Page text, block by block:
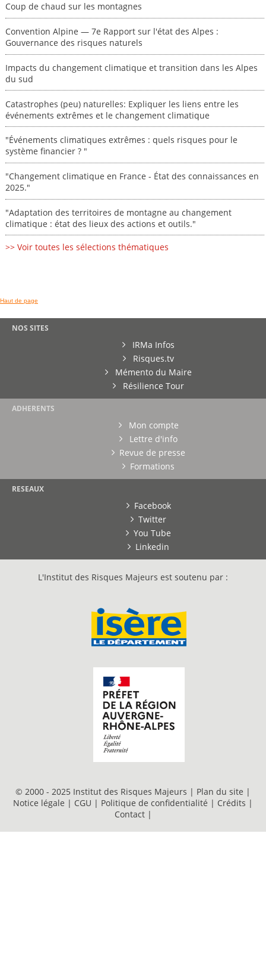
Coup de chaud sur les montagnes
Convention Alpine — 7e Rapport sur l'état des Alpes :
Gouvernance des risques naturels
Impacts du changement climatique et transition dans les Alpes
du sud
Catastrophes (peu) naturelles: Expliquer les liens entre les
événements extrêmes et le changement climatique
"Événements climatiques extrêmes : quels risques pour le
système financier ? "
"Changement climatique en France - État des connaissances en
2025."
"Adaptation des territoires de montagne au changement
climatique : état des lieux des actions et outils."
>> Voir toutes les sélections thématiques
Haut de page
NOS SITES
IRMa Infos
Risques.tv
Mémento du Maire
Résilience Tour
ADHERENTS
Mon compte
Lettre d'info
Revue de presse
Formations
RESEAUX
Facebook
Twitter
You Tube
Linkedin
L'Institut des Risques Majeurs est soutenu par :
© 2000 - 2025 Institut des Risques Majeurs | Plan du site |
Notice légale | CGU | Politique de confidentialité | Crédits |
Contact |